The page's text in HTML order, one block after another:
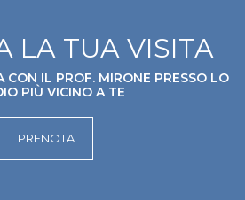
LA TUA VISITA
CON IL PROF. MIRONE PRESSO LO
PIÙ VICINO A TE
PRENOTA